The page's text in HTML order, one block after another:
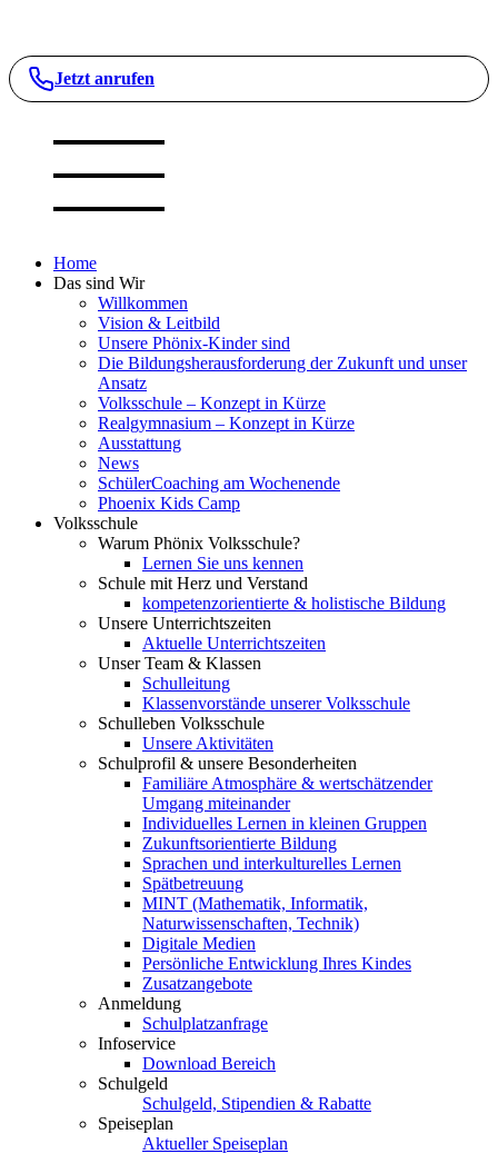
Jetzt anrufen
Home
Das sind Wir
Willkommen
Vision & Leitbild
Unsere Phönix-Kinder sind
Die Bildungsherausforderung der Zukunft und unser
Ansatz
Volksschule – Konzept in Kürze
Realgymnasium – Konzept in Kürze
Ausstattung
News
SchülerCoaching am Wochenende
Phoenix Kids Camp
Volksschule
Warum Phönix Volksschule?
Lernen Sie uns kennen
Schule mit Herz und Verstand
kompetenzorientierte & holistische Bildung
Unsere Unterrichtszeiten
Aktuelle Unterrichtszeiten
Unser Team & Klassen
Schulleitung
Klassenvorstände unserer Volksschule
Schulleben Volksschule
Unsere Aktivitäten
Schulprofil & unsere Besonderheiten
Familiäre Atmosphäre & wertschätzender
Umgang miteinander
Individuelles Lernen in kleinen Gruppen
Zukunftsorientierte Bildung
Sprachen und interkulturelles Lernen
Spätbetreuung
MINT (Mathematik, Informatik,
Naturwissenschaften, Technik)
Digitale Medien
Persönliche Entwicklung Ihres Kindes
Zusatzangebote
Anmeldung
Schulplatzanfrage
Infoservice
Download Bereich
Schulgeld
Schulgeld, Stipendien & Rabatte
Speiseplan
Aktueller Speiseplan